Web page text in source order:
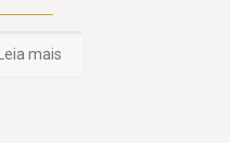
Leia mais